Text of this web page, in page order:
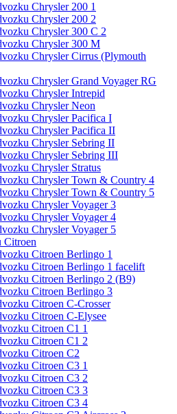
Chrysler 200 1
Chrysler 200 2
Chrysler 300 C 2
Chrysler 300 M
Chrysler Cirrus (Plymouth
Chrysler Grand Voyager RG
Chrysler Intrepid
Chrysler Neon
Chrysler Pacifica I
Chrysler Pacifica II
Chrysler Sebring II
Chrysler Sebring III
Chrysler Stratus
Chrysler Town & Country 4
Chrysler Town & Country 5
Chrysler Voyager 3
Chrysler Voyager 4
Chrysler Voyager 5
Citroen
Citroen Berlingo 1
Citroen Berlingo 1 facelift
Citroen Berlingo 2 (B9)
Citroen Berlingo 3
Citroen C-Crosser
Citroen C-Elysee
Citroen C1 1
Citroen C1 2
Citroen C2
Citroen C3 1
Citroen C3 2
Citroen C3 3
Citroen C3 4